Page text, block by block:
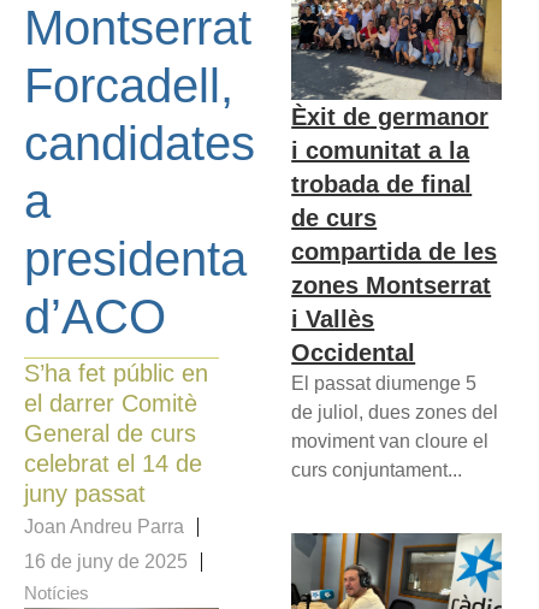
Montserrat
Forcadell,
candidates
a
presidenta
d’ACO
S’ha fet públic en
el darrer Comitè
General de curs
celebrat el 14 de
juny passat
Joan Andreu Parra
16 de juny de 2025
Notícies
Èxit de germanor
i comunitat a la
trobada de final
de curs
compartida de les
zones Montserrat
i Vallès
Occidental
El passat diumenge 5
de juliol, dues zones del
moviment van cloure el
curs conjuntament...